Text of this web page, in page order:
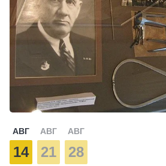
АВГ
14
АВГ
21
АВГ
28